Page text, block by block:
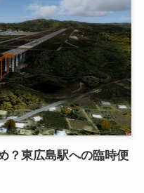
？東広島駅への臨時便